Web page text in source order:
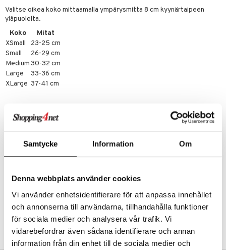
Samtycke Information Om
Denna webbplats använder cookies
Vi använder enhetsidentifierare för att anpassa innehållet
och annonserna till användarna, tillhandahålla funktioner
för sociala medier och analysera vår trafik. Vi
vidarebefordrar även sådana identifierare och annan
information från din enhet till de sociala medier och
Valitse oikea koko mittaamalla ympärysmitta 8 cm kyynärtaipeen
yläpuolelta.
Koko
Mitat
XSmall
23-25 cm
Small
26-29 cm
Medium30-32 cm
Large
33-36 cm
XLarge 37-41 cm
Back on Trackin lihas- ja nivelsuojat ovat valmistetut funktionaalisesta
tekstiilistä, jossa on lämpöä heijastavat ominaisuudet. Tekstiilissä
tieteellinen tekstiiliteknologia. Valmistusvaiheessa ovat
keraamiikkapartikkelit sulautettu mukaan polyesteri- tai
polypropyleenikuituihin. Kun kehonlämpö lämmittää kuiduissa olevia
lämpösäteilynä, pitkinä infrapuna-aaltoina, mikä kiihdyttää tehokkaasti
verenkiertoa tekstiilin alla olevassa kudoksessa.
Tuotenumero